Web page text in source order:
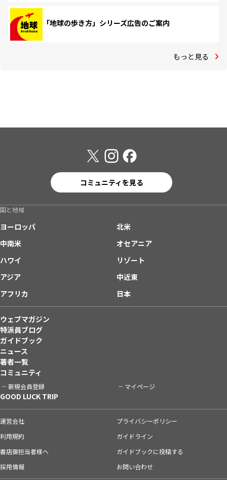
「地球の歩き方」シリーズ広告のご案内
もっと見る
コミュニティを見る
国と地域
ヨーロッパ
北米
中南米
オセアニア
ハワイ
リゾート
アジア
中近東
アフリカ
日本
ウェブマガジン
特派員ブログ
ガイドブック
ニュース
著者一覧
コミュニティ
新規会員登録 マイページ
GOOD LUCK TRIP
運営会社
プライバシーポリシー
利用規約
ガイドライン
書店御担当者様へ
ガイドブックに投稿する
採用情報
お問い合わせ